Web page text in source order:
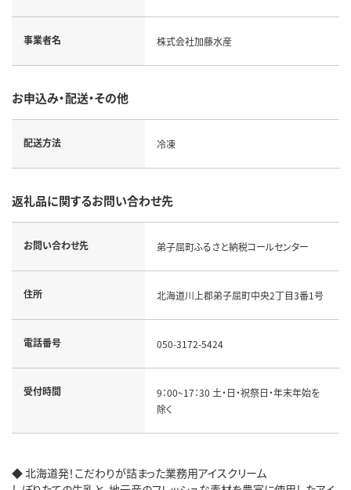
事業者名 株式会社加藤水産
お申込み・配送・その他
配送方法 冷凍
返礼品に関するお問い合わせ先
お問い合わせ先 弟子屈町ふるさと納税コールセンター
住所 北海道川上郡弟子屈町中央2丁目3番1号
電話番号 050-3172-5424
受付時間
9：00~17：30 土・日・祝祭日・年末年始を
除く
◆ 北海道発！こだわりが詰まった業務用アイスクリーム